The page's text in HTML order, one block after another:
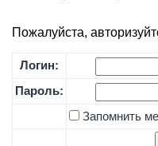
Пожалуйста,
Логин:
Пароль:
Запомнить